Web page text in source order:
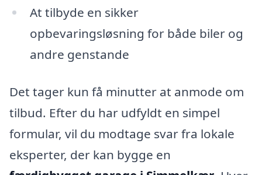
At tilbyde en sikker
opbevaringsløsning for både biler og
andre genstande
Det tager kun få minutter at anmode om
tilbud. Efter du har udfyldt en simpel
formular, vil du modtage svar fra lokale
eksperter, der kan bygge en